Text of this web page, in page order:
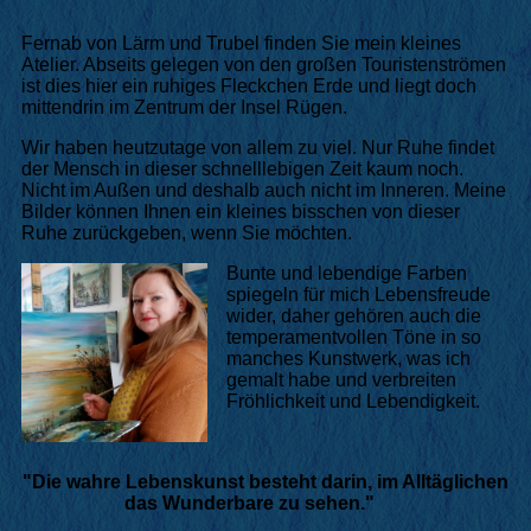
Fernab von Lärm und Trubel finden Sie mein kleines
Atelier. Abseits gelegen von den großen Touristenströmen
ist dies hier ein ruhiges Fleckchen Erde und liegt doch
mittendrin im Zentrum der Insel Rügen.
Wir haben heutzutage von allem zu viel. Nur Ruhe findet
der Mensch in dieser schnelllebigen Zeit kaum noch.
Nicht im Außen und deshalb auch nicht im Inneren. Meine
Bilder können Ihnen ein kleines bisschen von dieser
Ruhe zurückgeben, wenn Sie möchten.
Bunte und lebendige Farben
spiegeln für mich Lebensfreude
wider, daher gehören auch die
temperamentvollen Töne in so
manches Kunstwerk, was ich
gemalt habe und verbreiten
Fröhlichkeit und Lebendigkeit.
"Die wahre Lebenskunst besteht darin, im Alltäglichen
das Wunderbare zu sehen."